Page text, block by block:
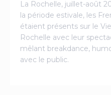
La Rochelle, juillet-août
la période estivale, les
étaient présents sur le
Rochelle avec leur
mêlant breakdance,
avec le public.